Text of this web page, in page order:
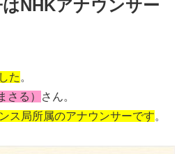
NHKアナウンサー
た 。
さる）
さん。
ス局所属のアナウンサーです。